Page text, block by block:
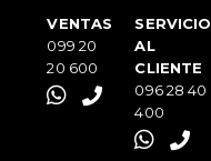
VENTAS
099 20
20 600
SERVICIO
AL
CLIENTE
096 28 40
400